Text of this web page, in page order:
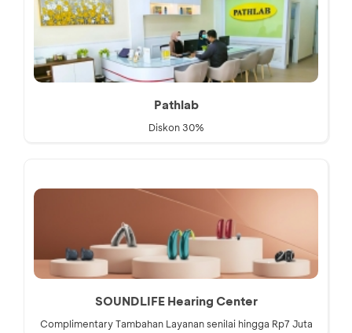
Pathlab
Diskon 30%
SOUNDLIFE Hearing Center
Complimentary Tambahan Layanan senilai hingga Rp7 Juta